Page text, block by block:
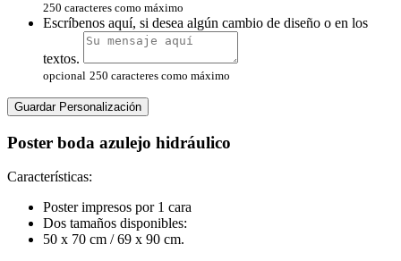
250 caracteres como máximo
Escríbenos aquí, si desea algún cambio de diseño o en los
textos.
opcional 250 caracteres como máximo
Guardar Personalización
Poster boda azulejo hidráulico
Características:
Poster impresos por 1 cara
Dos tamaños disponibles:
50 x 70 cm / 69 x 90 cm.